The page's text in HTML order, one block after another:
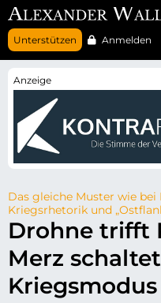
N
a
v
r
s
p
n
g
e
n
Unterstützen Anmelden
Das gleiche Muster wie
Kriegsrhetorik und
Drohne trifft
Merz
Kriegsmodus